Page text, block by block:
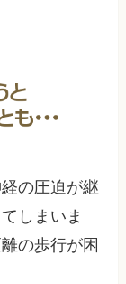
の圧迫が継
しまいま
の歩行が困